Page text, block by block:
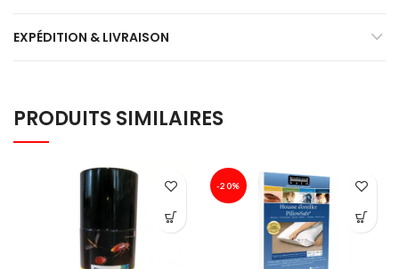
EXPÉDITION & LIVRAISON
PRODUITS SIMILAIRES
-20%